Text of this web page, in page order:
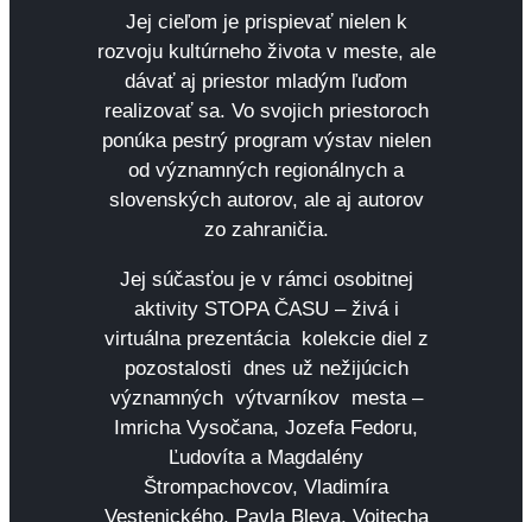
Jej cieľom je prispievať nielen k
rozvoju kultúrneho života v meste, ale
dávať aj priestor mladým ľuďom
realizovať sa. Vo svojich priestoroch
ponúka pestrý program výstav nielen
od významných regionálnych a
slovenských autorov, ale aj autorov
zo zahraničia.
Jej súčasťou je v rámci osobitnej
aktivity STOPA ČASU – živá i
virtuálna prezentácia kolekcie diel z
pozostalosti dnes už nežijúcich
významných výtvarníkov mesta –
Imricha Vysočana, Jozefa Fedoru,
Ľudovíta a Magdalény
Štrompachovcov, Vladimíra
Vestenického, Pavla Bleya, Vojtecha